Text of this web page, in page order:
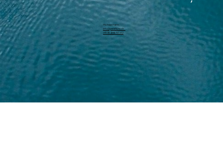
Michael Harm
info@pearllure.ch
+41 78 646 93 62